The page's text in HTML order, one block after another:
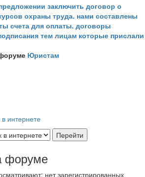
заключить договор о
охраны труда. нами составлены
счета для оплаты. договоры
тем лицам которые прислали
Юристам
интернете
форуме
нет зарегистрированных